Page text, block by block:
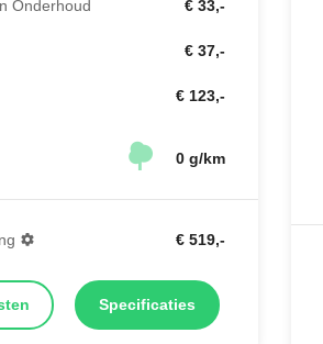
Onderhoud € 33,-
€ 37,-
€ 123,-
0 g/km
€ 519,-
Specificaties